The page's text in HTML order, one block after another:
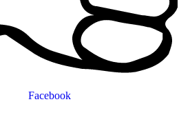
Facebook